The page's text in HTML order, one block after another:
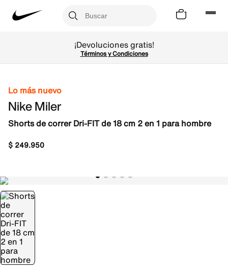
¡Devoluciones gratis!
Términos y Condiciones
Lo más nuevo
Nike Miler
Shorts de correr Dri-FIT de 18 cm 2 en 1 para hombre
$ 249.950